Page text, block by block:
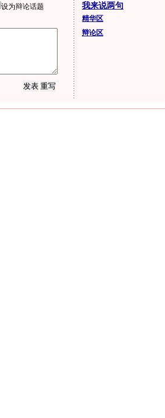
设为辩论话题
我来说两句
精华区
辩论区